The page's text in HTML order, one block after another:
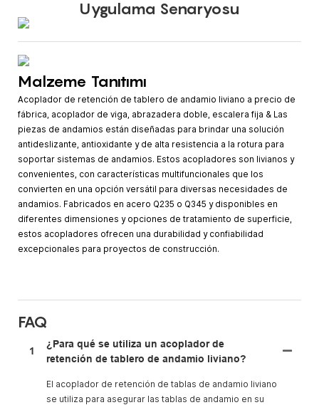
Uygulama Senaryosu
Malzeme Tanıtımı
Acoplador de retención de tablero de andamio liviano a precio de
fábrica, acoplador de viga, abrazadera doble, escalera fija & Las
piezas de andamios están diseñadas para brindar una solución
antideslizante, antioxidante y de alta resistencia a la rotura para
soportar sistemas de andamios. Estos acopladores son livianos y
convenientes, con características multifuncionales que los
convierten en una opción versátil para diversas necesidades de
andamios. Fabricados en acero Q235 o Q345 y disponibles en
diferentes dimensiones y opciones de tratamiento de superficie,
estos acopladores ofrecen una durabilidad y confiabilidad
excepcionales para proyectos de construcción.
FAQ
1
¿Para qué se utiliza un acoplador de
retención de tablero de andamio liviano?
El acoplador de retención de tablas de andamio liviano
se utiliza para asegurar las tablas de andamio en su